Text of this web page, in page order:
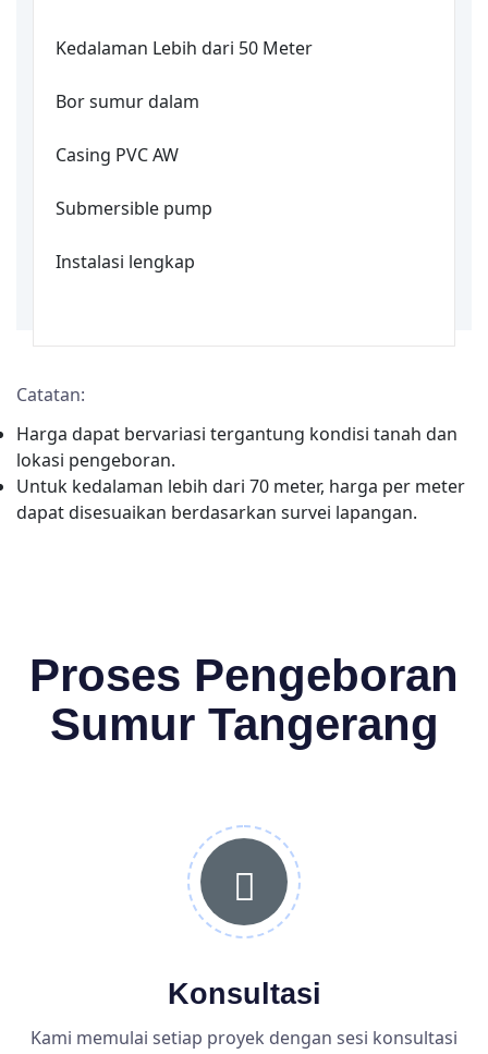
Kedalaman Lebih dari 50 Meter
Bor sumur dalam
Casing PVC AW
Submersible pump
Instalasi lengkap
Catatan:
Harga dapat bervariasi tergantung kondisi tanah dan
lokasi pengeboran.
Untuk kedalaman lebih dari 70 meter, harga per meter
dapat disesuaikan berdasarkan survei lapangan.
Proses Pengeboran
Sumur Tangerang
Konsultasi
Kami memulai setiap proyek dengan sesi konsultasi